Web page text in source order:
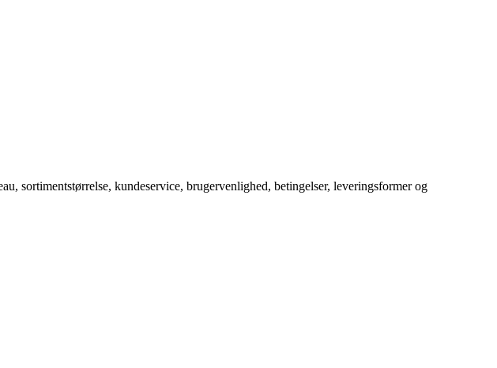
sortimentstørrelse, kundeservice, brugervenlighed, betingelser, leveringsformer og